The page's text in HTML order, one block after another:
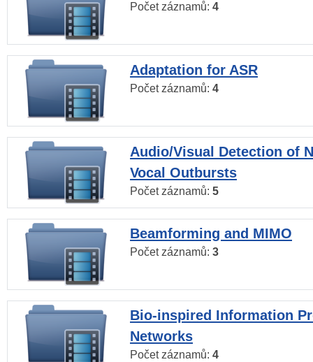
Počet záznamů: 4
Adaptation for ASR
Počet záznamů: 4
Audio/Visual Detection of
Vocal Outbursts
Počet záznamů: 5
Beamforming and MIMO
Počet záznamů: 3
Bio-inspired Information
Networks
Počet záznamů: 4